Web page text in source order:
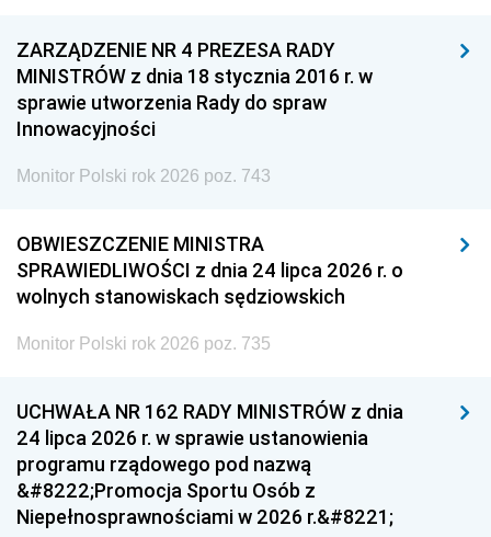
ZARZĄDZENIE NR 4 PREZESA RADY
MINISTRÓW z dnia 18 stycznia 2016 r. w
sprawie utworzenia Rady do spraw
Innowacyjności
Monitor Polski rok 2026 poz. 743
OBWIESZCZENIE MINISTRA
SPRAWIEDLIWOŚCI z dnia 24 lipca 2026 r. o
wolnych stanowiskach sędziowskich
Monitor Polski rok 2026 poz. 735
UCHWAŁA NR 162 RADY MINISTRÓW z dnia
24 lipca 2026 r. w sprawie ustanowienia
programu rządowego pod nazwą
&#8222;Promocja Sportu Osób z
Niepełnosprawnościami w 2026 r.&#8221;